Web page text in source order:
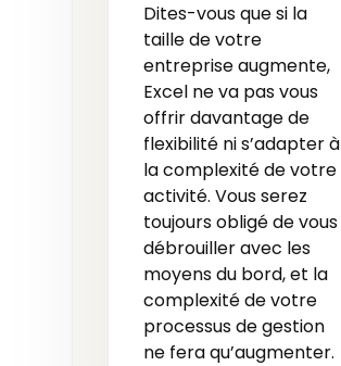
Dites-vous que si la
taille de votre
entreprise augmente,
Excel ne va pas vous
offrir davantage de
flexibilité ni s’adapter à
la complexité de votre
activité. Vous serez
toujours obligé de vous
débrouiller avec les
moyens du bord, et la
complexité de votre
processus de gestion
ne fera qu’augmenter.